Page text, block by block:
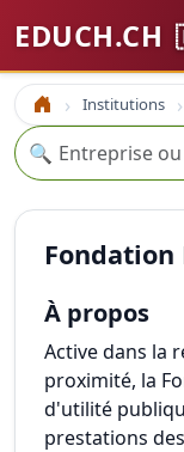
EDUCH.CH
Accueil Institutions
Recherche
🔍
À propos
Active dans la
proximité, la
d'utilité
prestations